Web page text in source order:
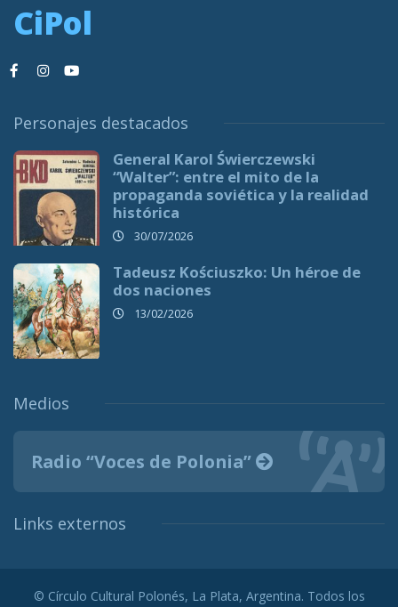
CiPol
Personajes destacados
General Karol Świerczewski
“Walter”: entre el mito de la
propaganda soviética y la realidad
histórica
30/07/2026
Tadeusz Kościuszko: Un héroe de
dos naciones
13/02/2026
Medios
Radio “Voces de Polonia”
Links externos
© Círculo Cultural Polonés, La Plata, Argentina. Todos los